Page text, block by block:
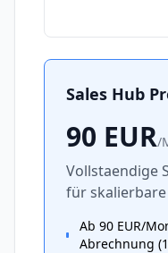
Sales Hub
90 EUR/
Vollstaendige
für
Ab 90 EUR/
Abrechnung